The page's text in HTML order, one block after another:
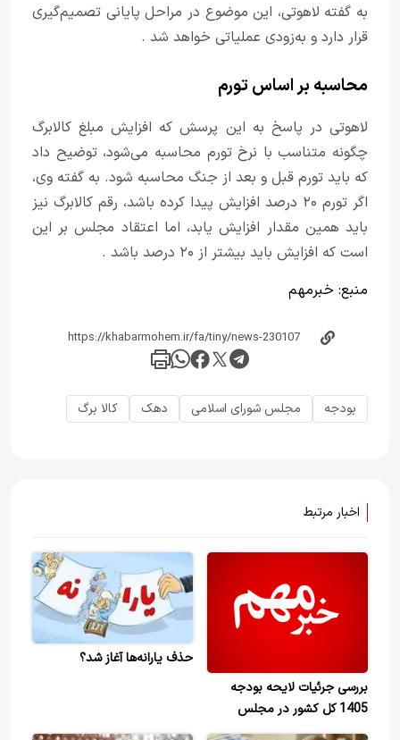
به گفته لاهوتی، این موضوع در مراحل پایانی تصمیم‌گیری
قرار دارد و به‌زودی عملیاتی خواهد شد .
محاسبه بر اساس تورم
لاهوتی در پاسخ به این پرسش که افزایش مبلغ کالابرگ
چگونه متناسب با نرخ تورم محاسبه می‌شود، توضیح داد
که باید تورم قبل و بعد از جنگ محاسبه شود. به گفته وی،
اگر تورم ۲۰ درصد افزایش پیدا کرده باشد، رقم کالابرگ نیز
باید همین مقدار افزایش یابد، اما اعتقاد مجلس بر این
است که افزایش باید بیشتر از ۲۰ درصد باشد .
منبع: خبر‌مهم
بودجه مجلس شورای اسلامی دهک کالا برگ
اخبار مرتبط
بررسی جرئیات لایحه بودجه
1405 کل کشور در مجلس
شورای اسلامی 26 بهمن‌ماه
حذف یارانه‌ها آغاز شد؟